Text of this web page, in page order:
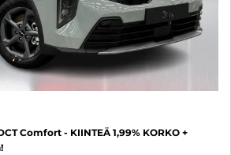
Comfort - KIINTEÄ 1,99% KORKO +